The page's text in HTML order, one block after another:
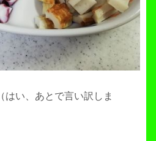
（はい、あとで言い訳しま